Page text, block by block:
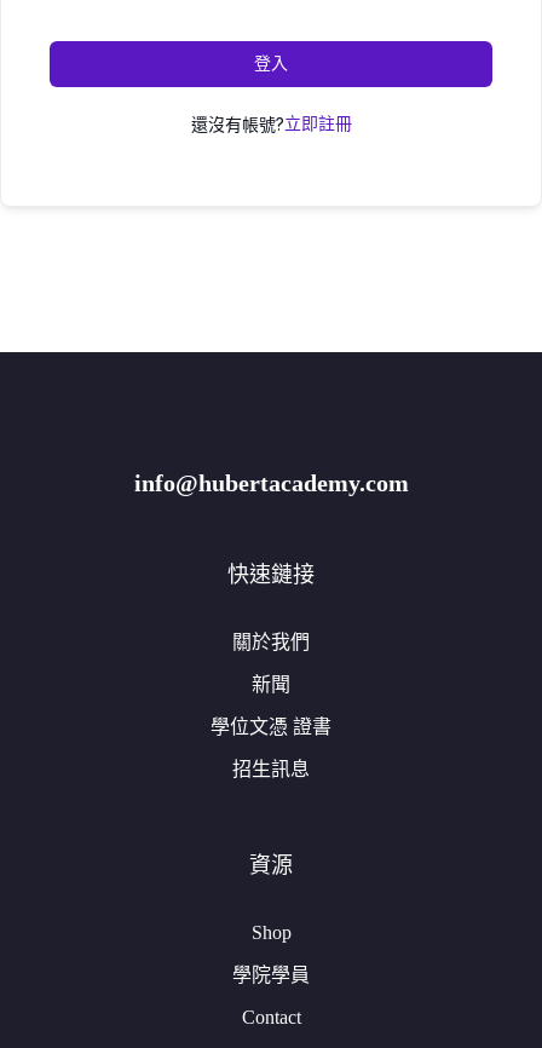
登入
還沒有帳號?立即註冊
info@hubertacademy.com
快速鏈接
關於我們
新聞
學位文憑 證書
招生訊息
資源
Shop
學院學員
Contact